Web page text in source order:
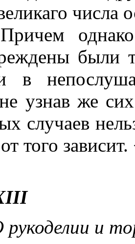
были
в
узнав же
случаев
того
и